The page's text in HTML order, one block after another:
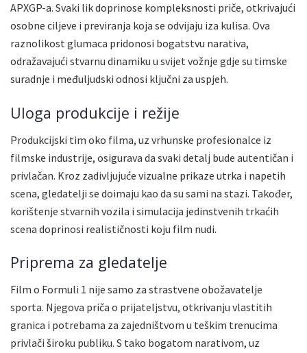
APXGP-a. Svaki lik doprinose kompleksnosti priče, otkrivajući
osobne ciljeve i previranja koja se odvijaju iza kulisa. Ova
raznolikost glumaca pridonosi bogatstvu narativa,
odražavajući stvarnu dinamiku u svijet vožnje gdje su timske
suradnje i međuljudski odnosi ključni za uspjeh.
Uloga produkcije i režije
Produkcijski tim oko filma, uz vrhunske profesionalce iz
filmske industrije, osigurava da svaki detalj bude autentičan i
privlačan. Kroz zadivljujuće vizualne prikaze utrka i napetih
scena, gledatelji se doimaju kao da su sami na stazi. Također,
korištenje stvarnih vozila i simulacija jedinstvenih trkaćih
scena doprinosi realističnosti koju film nudi.
Priprema za gledatelje
Film o Formuli 1 nije samo za strastvene obožavatelje
sporta. Njegova priča o prijateljstvu, otkrivanju vlastitih
granica i potrebama za zajedništvom u teškim trenucima
privlači široku publiku. S tako bogatom narativom, uz